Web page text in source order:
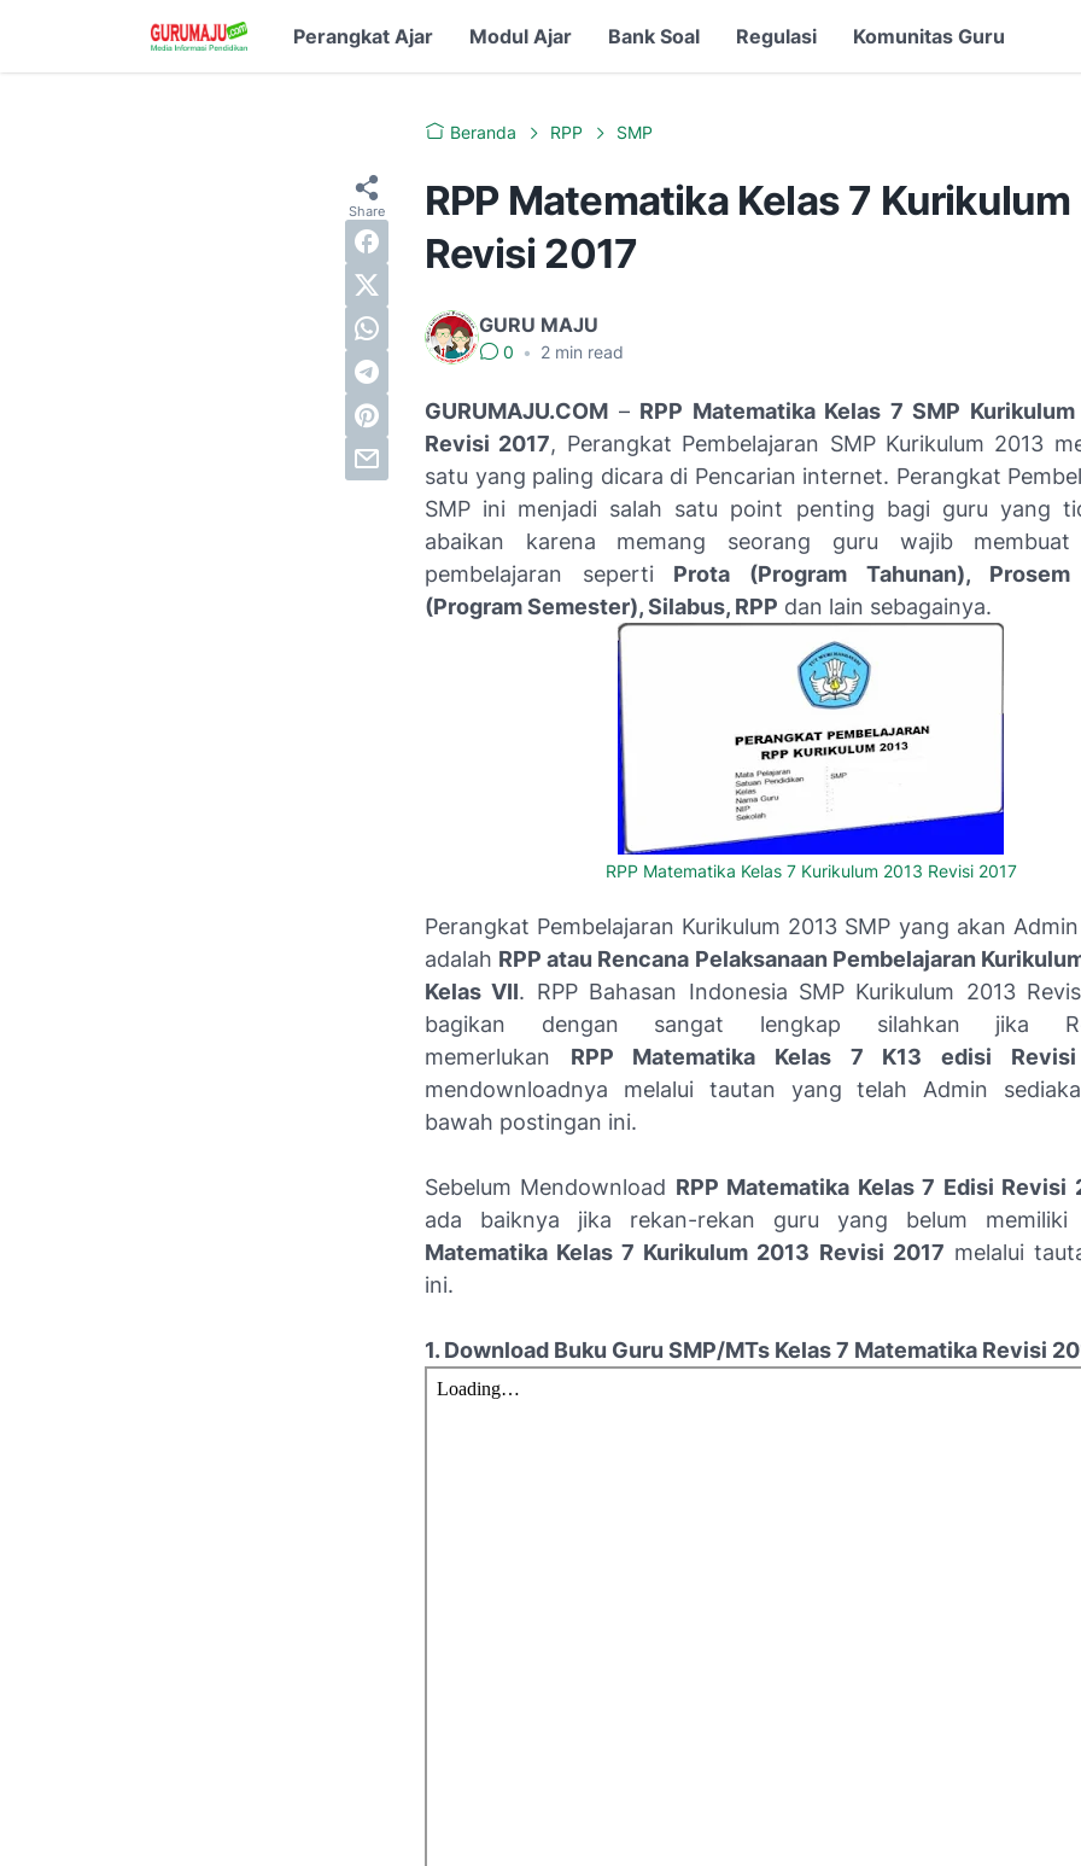
Perangkat Ajar Modul Ajar Bank Soal Regulasi Komunitas Guru
Beranda RPP SMP
RPP Matematika Kelas 7
Revisi 2017
GURU MAJU
0 • 2 min read
GURUMAJU.COM – RPP Matematika Kelas 7 SMP
Revisi 2017, Perangkat Pembelajaran SMP Kurikulum 2013
satu yang paling dicara di Pencarian internet. Perangkat
SMP ini menjadi salah satu point penting bagi guru yang
abaikan karena memang seorang guru wajib membuat
pembelajaran seperti Prota (Program Tahunan),
(Program Semester), Silabus, RPP dan lain sebagainya.
RPP Matematika Kelas 7 Kurikulum 2013 Revisi 2017
Perangkat Pembelajaran Kurikulum 2013 SMP yang akan
adalah RPP atau Rencana Pelaksanaan Pembelajaran
Kelas VII. RPP Bahasan Indonesia SMP Kurikulum 2013
bagikan dengan sangat lengkap silahkan jika
memerlukan RPP Matematika Kelas 7 K13 edisi Revisi
mendownloadnya melalui tautan yang telah Admin
bawah postingan ini.
Sebelum Mendownload RPP Matematika Kelas 7 Edisi Revisi
ada baiknya jika rekan-rekan guru yang belum
Matematika Kelas 7 Kurikulum 2013 Revisi 2017 melalui
ini.
1. Download Buku Guru SMP/MTs Kelas 7 Matematika Revisi